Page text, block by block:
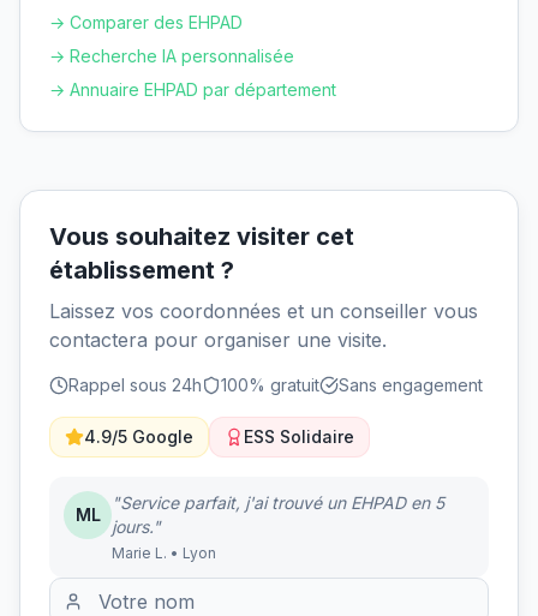
→ Comparer des EHPAD
→ Recherche IA personnalisée
→ Annuaire EHPAD par département
Vous souhaitez visiter cet
établissement ?
Laissez vos coordonnées et un conseiller vous
contactera pour organiser une visite.
Rappel sous 24h 100% gratuit Sans engagement
4.9/5 Google ESS Solidaire
ML
"Service parfait, j'ai trouvé un EHPAD en 5
jours."
Marie L. • Lyon